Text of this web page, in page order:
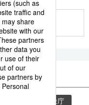
気象庁